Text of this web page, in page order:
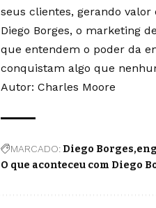
seus clientes, gerando
Diego Borges, o marketing
que entendem o poder da
conquistam algo que
Autor: Charles Moore
MARCADO: Diego Borges
O que aconteceu com Diego